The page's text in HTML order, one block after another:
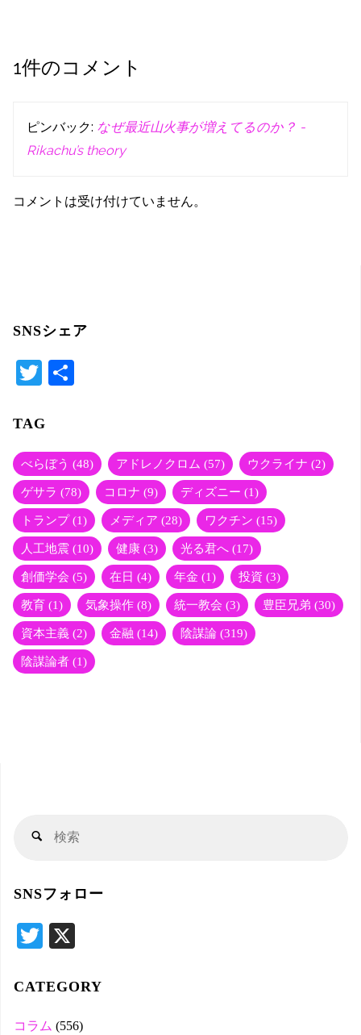
1件のコメント
ピンバック: なぜ最近山火事が増えてるのか？ -
Rikachu’s theory
コメントは受け付けていません。
SNSシェア
T
tte
r
TAG
べらぼう (48) アドレノクロム (57) ウクライナ (2)
ゲサラ (78) コロナ (9) ディズニー (1)
トランプ(1) メディア (28) ワクチン (15)
人工地震 (10) 健康 (3) 光る君へ (17)
創価学会 (5) 在日 (4) 年金 (1) 投資 (3)
教育 (1) 気象操作 (8) 統一教会 (3) 豊臣兄弟 (30)
資本主義 (2) 金融 (14) 陰謀論 (319)
陰謀論者 (1)
検
SNSフォロー
T
tte
r
CATEGORY
コラム (556)